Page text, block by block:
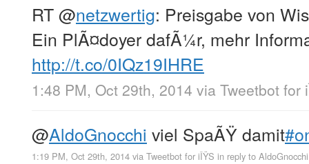
RT@netzwertig: Preisgabe von
Ein PlÃ¤doyer dafÃ¼r, mehr
http://t.co/0IQz19IHRE
1:48 PM, Oct 29th, 2014 via Tweetbot for
@AldoGnocchi viel SpaÃŸ damit
1:19 PM, Oct 29th, 2014 via Tweetbot for iÎŸS in reply to AldoGnocchi